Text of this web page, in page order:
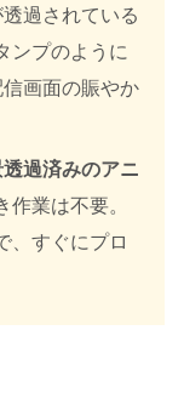
過されている
ンプのように
画面の賑やか
過済みのアニ
作業は不要。
、すぐにプロ